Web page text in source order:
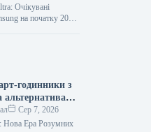
Очікувані
на початку 2027
годинники з
тут
Сер 7, 2026
Нова Ера Розумних